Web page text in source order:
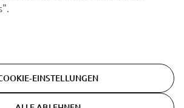
Motor Europe N.V. - All Rights
EINSTELLUNGEN